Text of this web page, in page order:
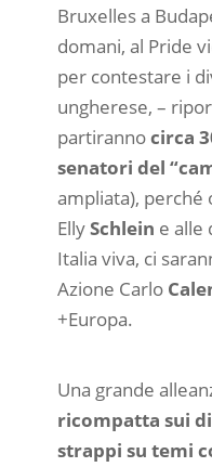
Bruxelles a
domani, al Pride
per contestare i
ungherese, –
partirannocirca
senatori del
ampliata), perché
EllySchlein e alle
Italia viva, ci
Azione Carlo
+Europa.
Una grande
ricompatta sui
strappi su temi